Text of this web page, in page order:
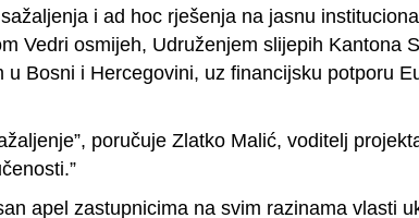
i ad hoc rješenja na jasnu
Vedri osmijeh, Udruženjem slijepih Kantona
Bosni i Hercegovini, uz financijsku potporu
poručuje Zlatko Malić, voditelj
apel zastupnicima na svim razinama vlasti